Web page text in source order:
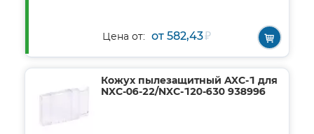
Цена от: от 582,43₽
Кожух пылезащитный AXC-1 для
NXC-06-22/NXC-120-630 938996